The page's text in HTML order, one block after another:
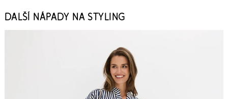
DALŠÍ NÁPADY NA STYLING